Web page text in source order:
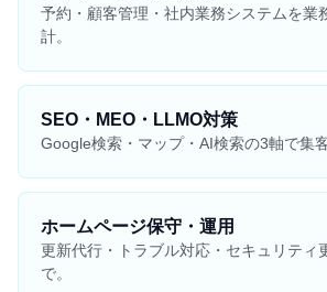
予約・顧客管理・社内業務システムを業
計。
SEO・MEO・LLMO対策
Google検索・マップ・AI検索の3軸で集
ホームページ保守・運用
更新代行・トラブル対応・セキュリティ
で。